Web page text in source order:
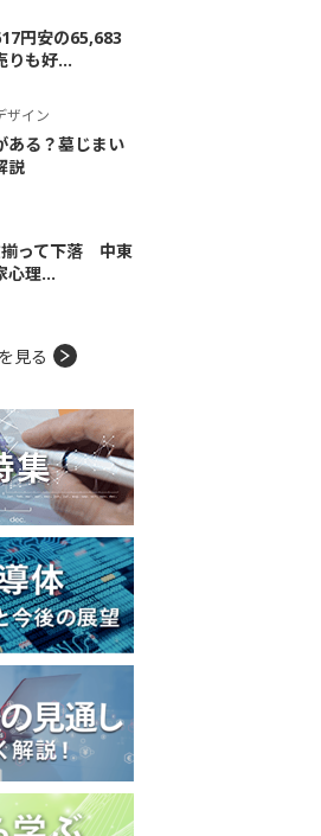
円安の65,683
も好...
ザイン
ある？墓じまい
説
揃って下落 中東
心理...
見る